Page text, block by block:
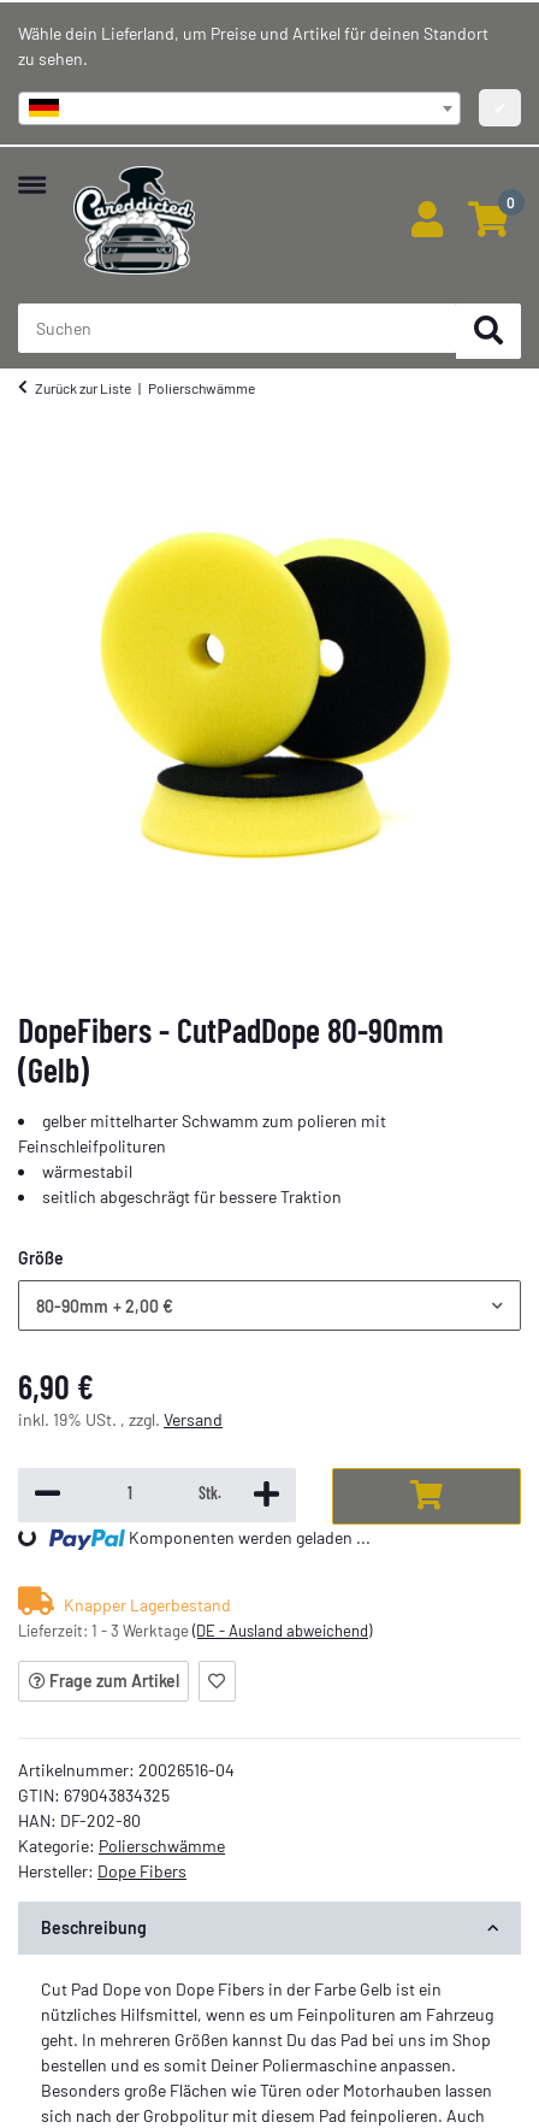
Wähle dein Lieferland, um Preise und Artikel für deinen Standort
zu sehen.
0
Zurück zur Liste Polierschwämme
DopeFibers - CutPadDope 80-90mm
(Gelb)
gelber mittelharter Schwamm zum polieren mit
Feinschleifpolituren
wärmestabil
seitlich abgeschrägt für bessere Traktion
Größe
80-90mm + 2,00 €
6,90 €
inkl. 19% USt. , zzgl. Versand
Stk.
Loading... Komponenten werden geladen ...
Knapper Lagerbestand
Lieferzeit: 1 - 3 Werktage (DE - Ausland abweichend)
Frage zum Artikel
Artikelnummer: 20026516-04
GTIN: 679043834325
HAN: DF-202-80
Kategorie: Polierschwämme
Hersteller: Dope Fibers
Beschreibung
Cut Pad Dope von Dope Fibers in der Farbe Gelb ist ein
nützliches Hilfsmittel, wenn es um Feinpolituren am Fahrzeug
geht. In mehreren Größen kannst Du das Pad bei uns im Shop
bestellen und es somit Deiner Poliermaschine anpassen.
Besonders große Flächen wie Türen oder Motorhauben lassen
sich nach der Grobpolitur mit diesem Pad feinpolieren. Auch